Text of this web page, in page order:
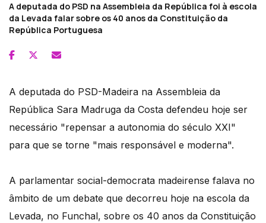
A deputada do PSD na Assembleia da República foi à escola
da Levada falar sobre os 40 anos da Constituição da
República Portuguesa
A deputada do PSD-Madeira na Assembleia da
República Sara Madruga da Costa defendeu hoje ser
necessário "repensar a autonomia do século XXI"
para que se torne "mais responsável e moderna".
A parlamentar social-democrata madeirense falava no
âmbito de um debate que decorreu hoje na escola da
Levada, no Funchal, sobre os 40 anos da Constituição